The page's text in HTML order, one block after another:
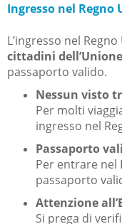
Ingresso nel Regno
L’ingresso nel
cittadini
passaporto valido.
Nessun visto
Per molti
ingresso nel
Passaporto
Per entrare nel
passaporto
Attenzione
Si prega di